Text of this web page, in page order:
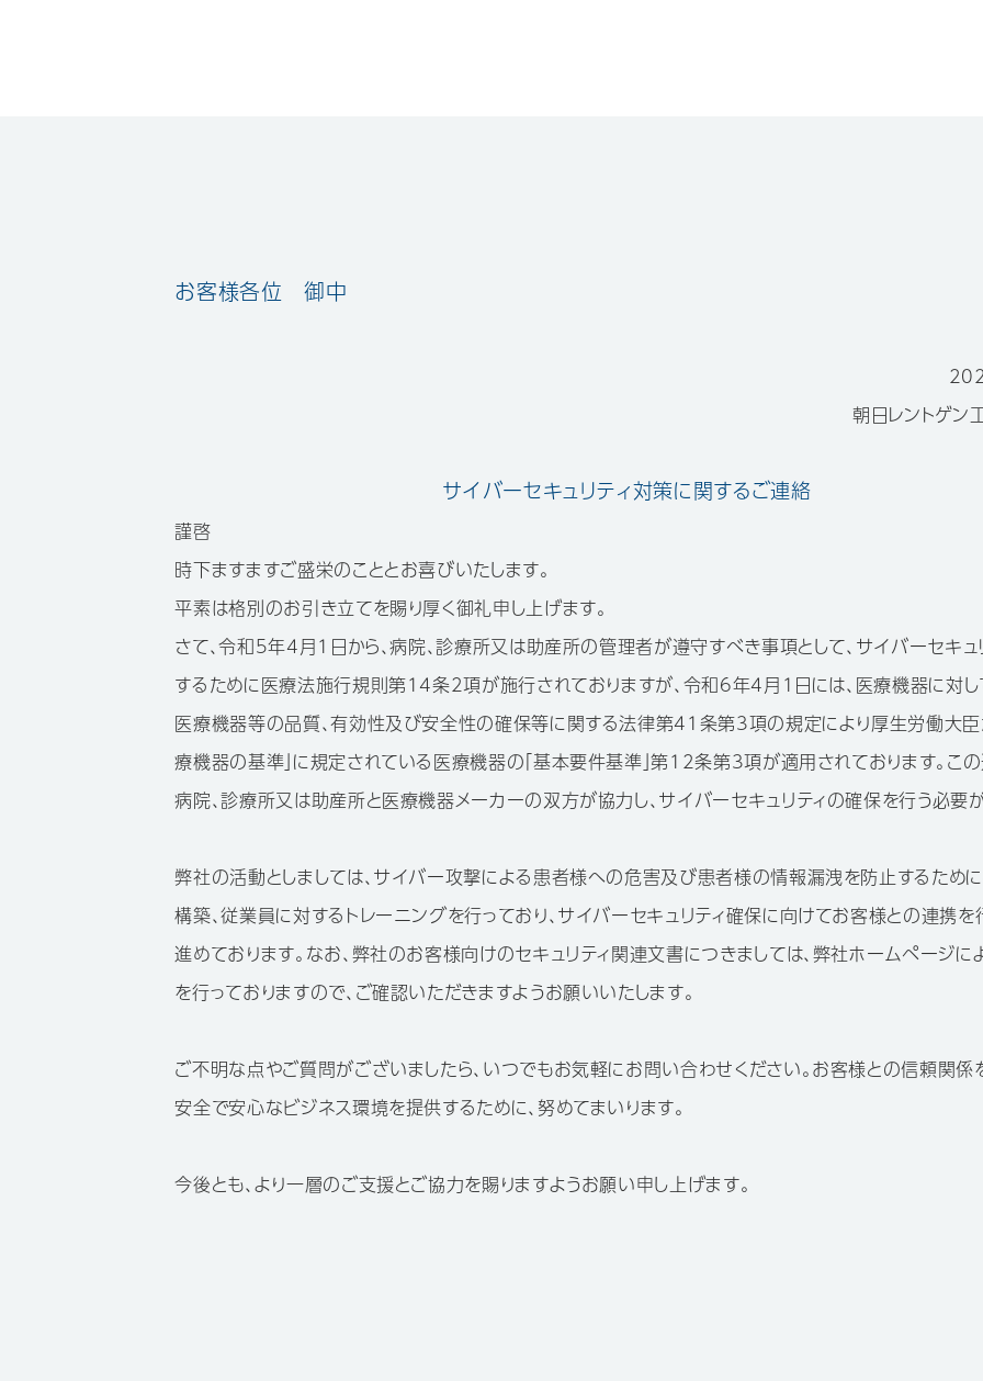
お客様各位 御中
朝日レントゲン
サイバーセキュリティ対策に関するご連絡
謹啓
時下ますますご盛栄のこととお喜びいたします。
平素は格別のお引き立てを賜り厚く御礼申し上げます。
さて、令和5年4月1日から、病院、診療所又は助産所の管理者が遵守すべき事項として、サイバーセキュ
するために医療法施行規則第14条2項が施行されておりますが、令和6年4月1日には、医療機器に対し
医療機器等の品質、有効性及び安全性の確保等に関する法律第41条第3項の規定により厚生労働大
療機器の基準」に規定されている医療機器の「基本要件基準」第12条第3項が適用されております。この
病院、診療所又は助産所と医療機器メーカーの双方が協力し、サイバーセキュリティの確保を行う必要が
弊社の活動としましては、サイバー攻撃による患者様への危害及び患者様の情報漏洩を防止するため
構築、従業員に対するトレーニングを行っており、サイバーセキュリティ確保に向けてお客様との連携を
進めております。なお、弊社のお客様向けのセキュリティ関連文書につきましては、弊社ホームページに
を行っておりますので、ご確認いただきますようお願いいたします。
ご不明な点やご質問がございましたら、いつでもお気軽にお問い合わせください。お客様との信頼関係
安全で安心なビジネス環境を提供するために、努めてまいります。
今後とも、より一層のご支援とご協力を賜りますようお願い申し上げます。